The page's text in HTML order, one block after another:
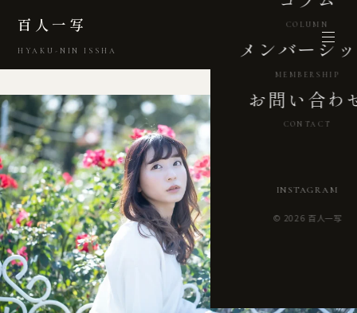
百人一写
HYAKU-NIN ISSHA
COLUMN
メンバーシ
MEMBERSHIP
お問い合わ
CONTACT
INSTAGRAM
© 2026 百人一写